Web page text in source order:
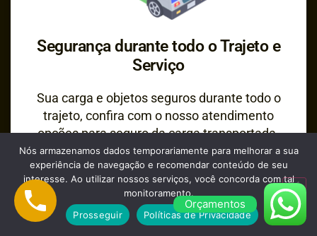
Segurança durante todo o Trajeto e
Serviço
Sua carga e objetos seguros durante todo o
trajeto, confira com o nosso atendimento
opções para seguro da carga transportada.
Orçamentos
Nós armazenamos dados temporariamente para melhorar a sua
experiência de navegação e recomendar conteúdo de seu
interesse. Ao utilizar nossos serviços, você concorda com tal
monitoramento.
Prosseguir
Políticas de Privacidade